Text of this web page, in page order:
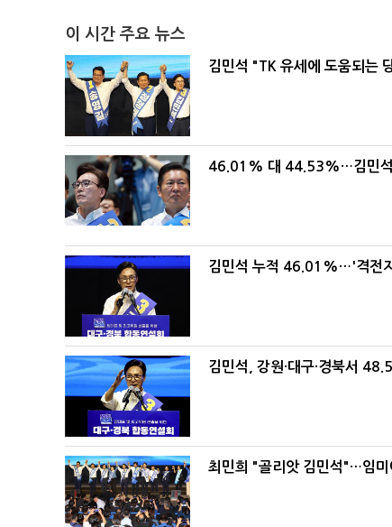
이 시간 주요 뉴스
김민석 "TK 유세에 도움되는
46.01% 대 44.53%…김민석
김민석 누적 46.01%…'격전
김민석, 강원·대구·경북서
최민희 "골리앗 김민석"…임미